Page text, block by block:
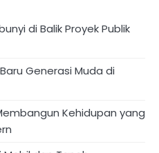
di Balik Proyek Publik
Generasi Muda di
Kehidupan yang